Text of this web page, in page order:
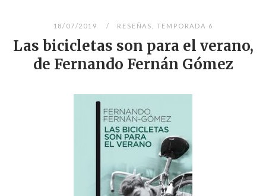
18/07/2019 RESEÑAS TEMPORADA 6
Las bicicletas son para el verano,
de Fernando Fernán Gómez